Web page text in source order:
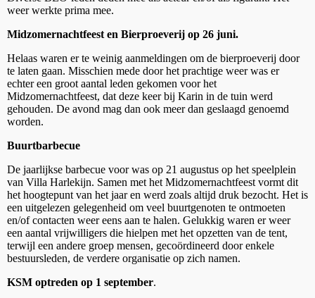
weer werkte prima mee.
Midzomernachtfeest en Bierproeverij op 26 juni.
Helaas waren er te weinig aanmeldingen om de bierproeverij door
te laten gaan. Misschien mede door het prachtige weer was er
echter een groot aantal leden gekomen voor het
Midzomernachtfeest, dat deze keer bij Karin in de tuin werd
gehouden. De avond mag dan ook meer dan geslaagd genoemd
worden.
Buurtbarbecue
De jaarlijkse barbecue voor was op 21 augustus op het speelplein
van Villa Harlekijn. Samen met het Midzomernachtfeest vormt dit
het hoogtepunt van het jaar en werd zoals altijd druk bezocht. Het is
een uitgelezen gelegenheid om veel buurtgenoten te ontmoeten
en/of contacten weer eens aan te halen. Gelukkig waren er weer
een aantal vrijwilligers die hielpen met het opzetten van de tent,
terwijl een andere groep mensen, gecoördineerd door enkele
bestuursleden, de verdere organisatie op zich namen.
KSM optreden op 1 september.